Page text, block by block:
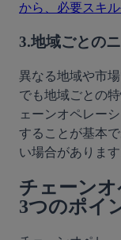
から、必要スキ
3.地域ごとの
異なる地域や市
でも地域ごとの
ェーンオペレー
することが基本
い場合があります
チェーン
3つのポイ